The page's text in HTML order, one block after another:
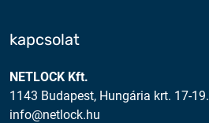
kapcsolat
NETLOCK Kft.
1143 Budapest, Hungária krt. 17-19.
info@netlock.hu